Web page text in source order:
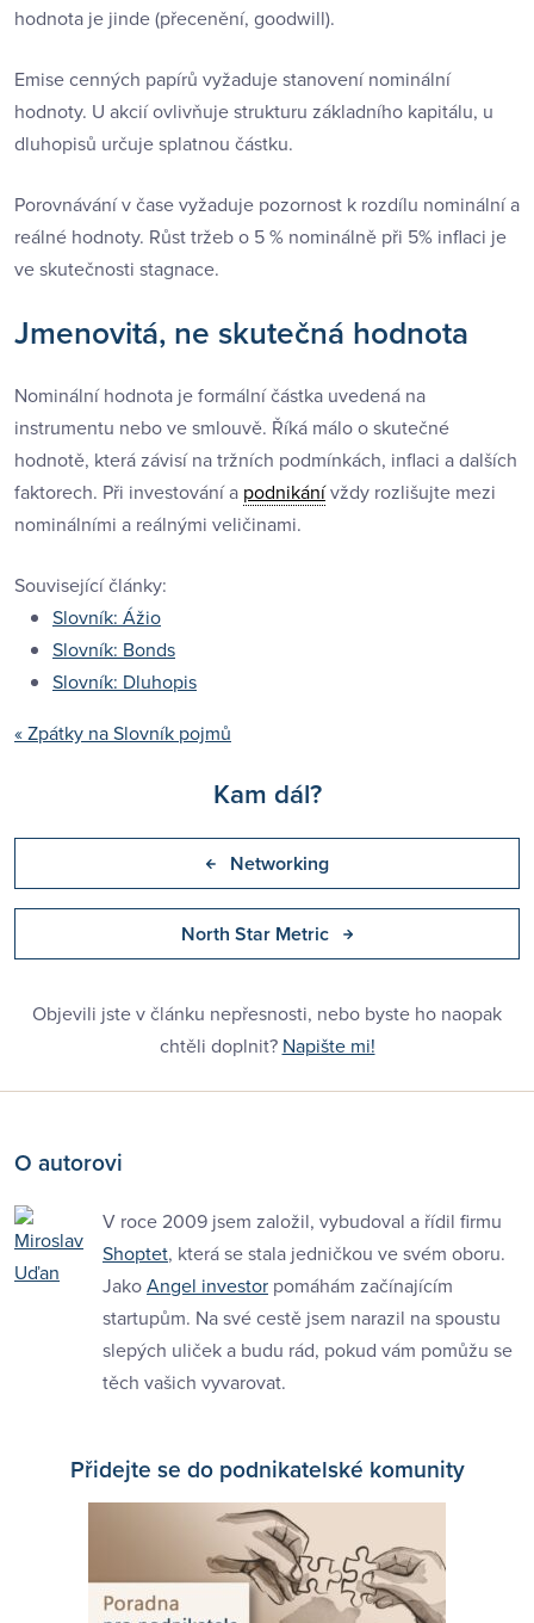
hodnota je jinde (přecenění, goodwill).
Emise cenných papírů vyžaduje stanovení nominální
hodnoty. U akcií ovlivňuje strukturu základního kapitálu, u
dluhopisů určuje splatnou částku.
Porovnávání v čase vyžaduje pozornost k rozdílu nominální a
reálné hodnoty. Růst tržeb o 5 % nominálně při 5% inflaci je
ve skutečnosti stagnace.
Jmenovitá, ne skutečná hodnota
Nominální hodnota je formální částka uvedená na
instrumentu nebo ve smlouvě. Říká málo o skutečné
hodnotě, která závisí na tržních podmínkách, inflaci a dalších
faktorech. Při investování a podnikánívždy rozlišujte mezi
nominálními a reálnými veličinami.
Související články:
Slovník: Ážio
Slovník: Bonds
Slovník: Dluhopis
« Zpátky na Slovník pojmů
Kam dál?
Networking
North Star Metric
Objevili jste v článku nepřesnosti, nebo byste ho naopak
chtěli doplnit? Napište mi!
O autorovi
V roce 2009 jsem založil, vybudoval a řídil firmu
Shoptet, která se stala jedničkou ve svém oboru.
JakoAngel investor pomáhám začínajícím
startupům. Na své cestě jsem narazil na spoustu
slepých uliček a budu rád, pokud vám pomůžu se
těch vašich vyvarovat.
Přidejte se do podnikatelské komunity